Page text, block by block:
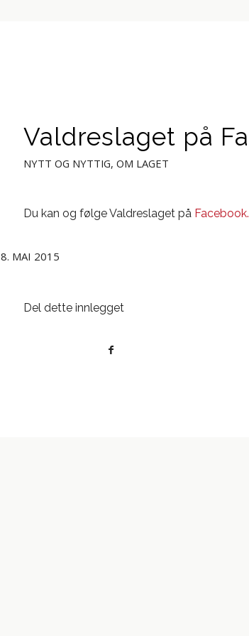
Valdreslaget på
NYTT OG NYTTIG, OM LAGET
Du kan og følge Valdreslaget på Facebook.
8. MAI 2015
Del dette innlegget